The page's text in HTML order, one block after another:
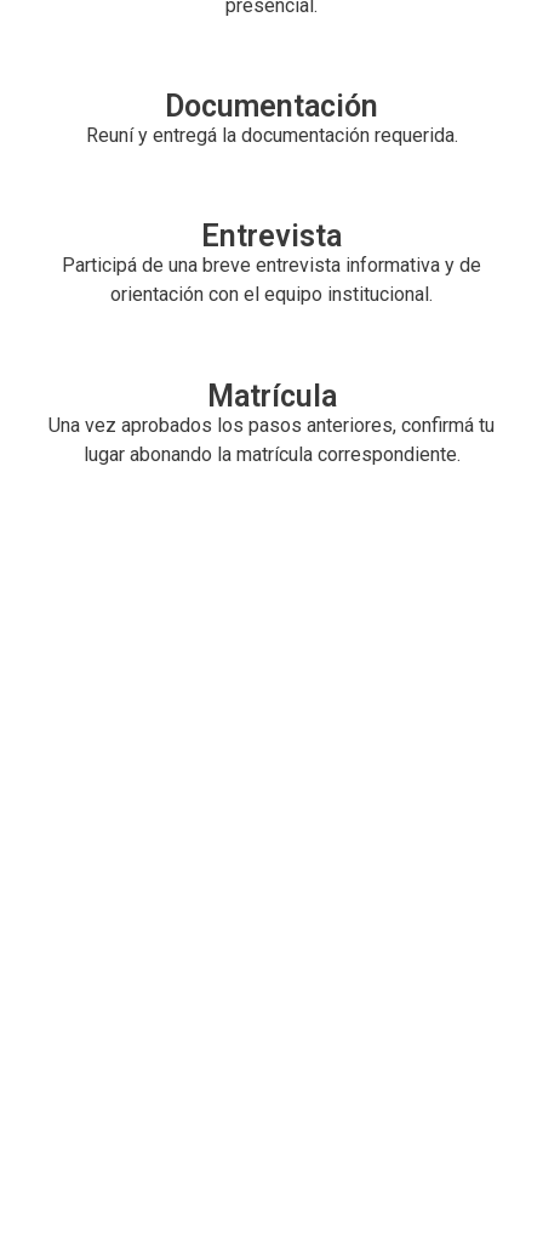
presencial.
Documentación
Reuní y entregá la documentación requerida.
Entrevista
Participá de una breve entrevista informativa y de
orientación con el equipo institucional.
Matrícula
Una vez aprobados los pasos anteriores, confirmá tu
lugar abonando la matrícula correspondiente.